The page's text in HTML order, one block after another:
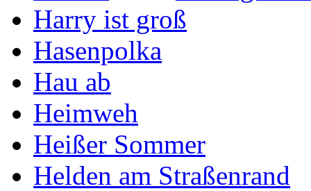
Harry ist groß
Hasenpolka
Hau ab
Heimweh
Heißer Sommer
Helden am Straßenrand